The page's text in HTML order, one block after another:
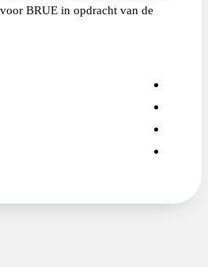
BRUE in opdracht van de